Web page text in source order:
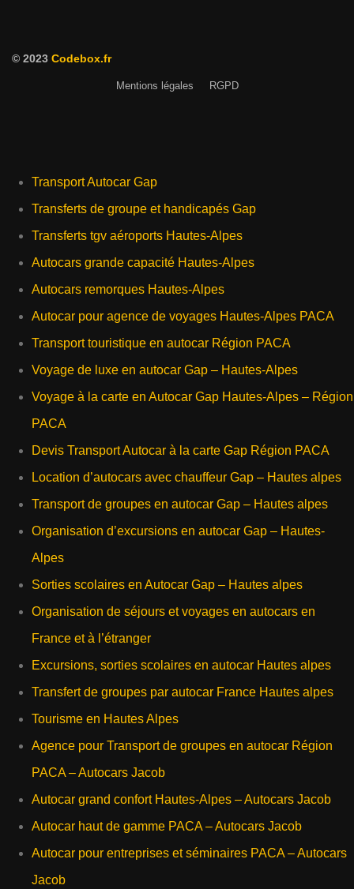
© 2023 Codebox.fr
Mentions légales RGPD
Transport Autocar Gap
Transferts de groupe et handicapés Gap
Transferts tgv aéroports Hautes-Alpes
Autocars grande capacité Hautes-Alpes
Autocars remorques Hautes-Alpes
Autocar pour agence de voyages Hautes-Alpes PACA
Transport touristique en autocar Région PACA
Voyage de luxe en autocar Gap – Hautes-Alpes
Voyage à la carte en Autocar Gap Hautes-Alpes – Région
PACA
Devis Transport Autocar à la carte Gap Région PACA
Location d’autocars avec chauffeur Gap – Hautes alpes
Transport de groupes en autocar Gap – Hautes alpes
Organisation d’excursions en autocar Gap – Hautes-
Alpes
Sorties scolaires en Autocar Gap – Hautes alpes
Organisation de séjours et voyages en autocars en
France et à l’étranger
Excursions, sorties scolaires en autocar Hautes alpes
Transfert de groupes par autocar France Hautes alpes
Tourisme en Hautes Alpes
Agence pour Transport de groupes en autocar Région
PACA – Autocars Jacob
Autocar grand confort Hautes-Alpes – Autocars Jacob
Autocar haut de gamme PACA – Autocars Jacob
Autocar pour entreprises et séminaires PACA – Autocars
Jacob